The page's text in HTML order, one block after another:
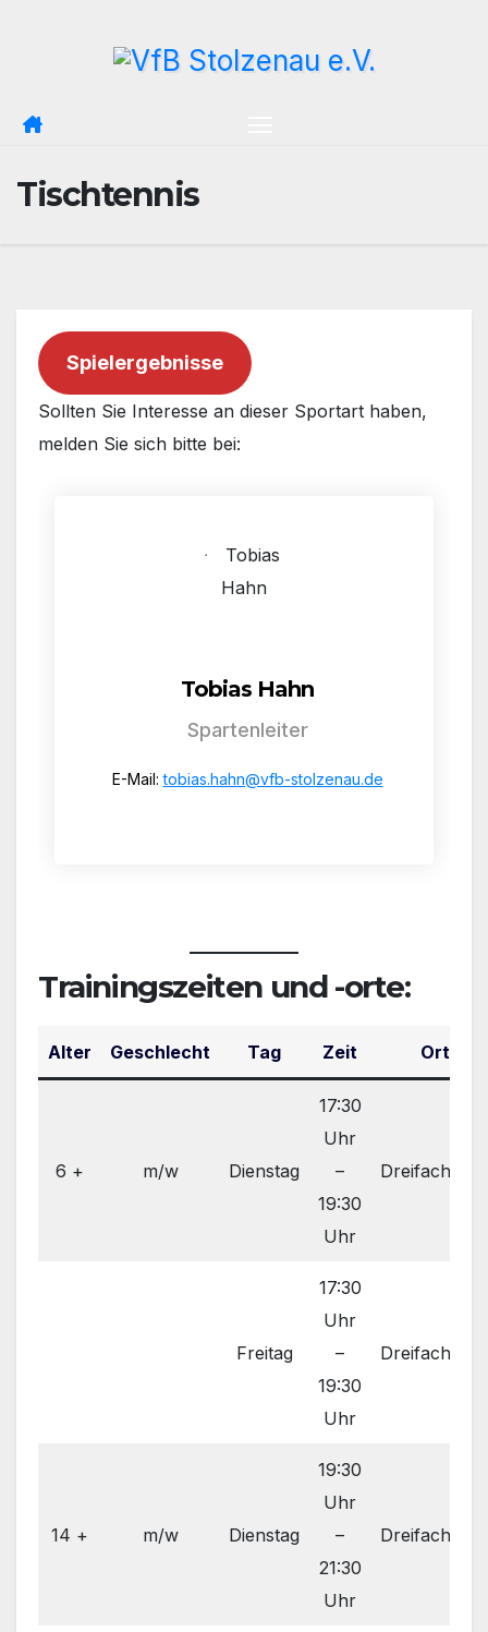
Tischtennis
Spielergebnisse
Sollten Sie Interesse an dieser Sportart haben,
melden Sie sich bitte bei:
Tobias Hahn
Spartenleiter
E-Mail:tobias.hahn@vfb-stolzenau.de
Trainingszeiten und -orte:
Alter Geschlecht Tag Zeit Ort
6 + m/w Dienstag
17:30
Uhr
–
19:30
Uhr
Freitag
17:30
Uhr
–
19:30
Uhr
14 + m/w Dienstag
19:30
Uhr
–
21:30
Uhr